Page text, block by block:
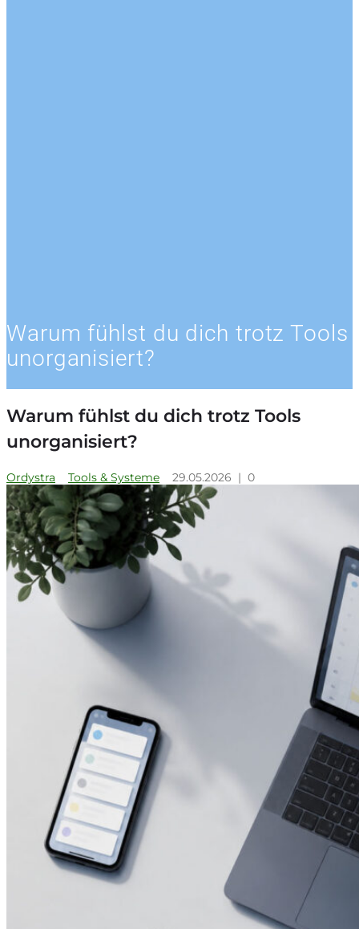
Warum fühlst du dich trotz Tools
unorganisiert?
Warum fühlst du dich trotz Tools
unorganisiert?
Ordystra Tools & Systeme 29.05.2026 | 0